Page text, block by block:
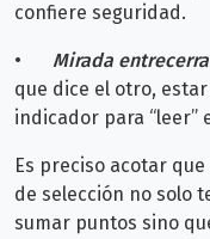
confiere seguridad.
• Mirada
que dice el otro,
indicador para
Es preciso acotar
de selección no solo
sumar puntos sino